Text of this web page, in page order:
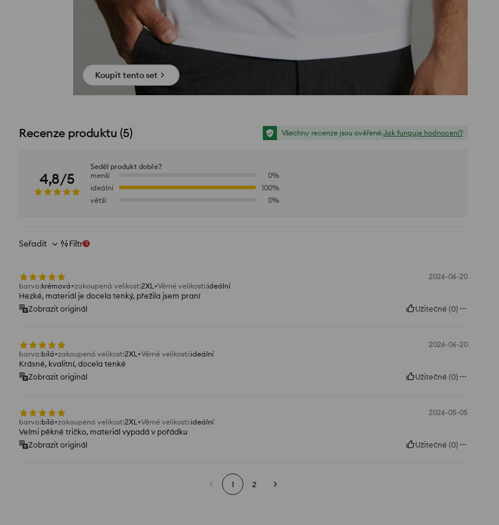
Koupit tento set
Recenze produktu (5) Všechny recenze jsou ověřené.Jak funguje hodnocení?
4,8/5
Seděl produkt dobře?
menší
0%
ideální
100%
větší
0%
Seřadit Filtr 1
2026-06-20
barva:krémová zakoupená velikost:2XL Věrné velikosti:ideální
Hezké, materiál je docela tenký, přežila jsem praní
Zobrazit originál
Užitečné (0)
2026-06-20
barva:bílá zakoupená velikost:2XL Věrné velikosti:ideální
Krásné, kvalitní, docela tenké
Zobrazit originál
Užitečné (0)
2026-05-05
barva:bílá zakoupená velikost:2XL Věrné velikosti:ideální
Velmi pěkné tričko, materiál vypadá v pořádku
Zobrazit originál
Užitečné (0)
1 2